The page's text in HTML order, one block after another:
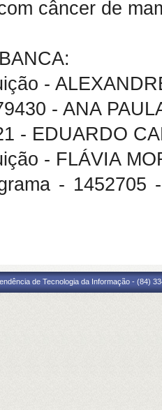
câncer de
-
- ANA
- EDUARDO
- FLÁVIA
- 1452705
de Tecnologia da Informação - (84)